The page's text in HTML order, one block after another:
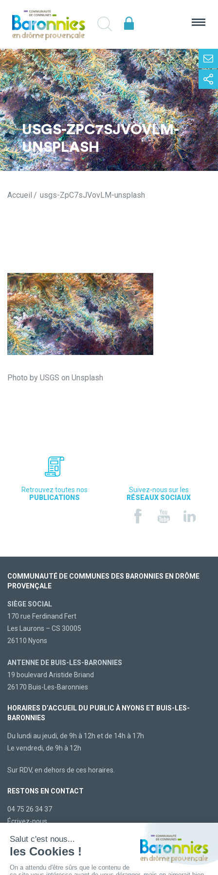
USGS-ZPC7SJVOVLM-
UNSPLASH
Accueil usgs-ZpC7sJVovLM-unsplash
Photo by USGS on Unsplash
Retrouvez toutes nos
PUBLICATIONS
Suivez-nous sur les
RÉSEAUX SOCIAUX
COMMUNAUTÉ DE COMMUNES DES BARONNIES EN DRÔME
PROVENÇALE
SIÈGE SOCIAL
170 rue Ferdinand Fert
Les Laurons – CS 30005
26110 Nyons
ANTENNE DE BUIS-LES-BARONNIES
19 boulevard Aristide Briand
26170 Buis-Les-Baronnies
HORAIRES D’ACCUEIL DU PUBLIC À NYONS ET BUIS-LES-
BARONNIES
Du lundi au jeudi, de 9h à 12h et de 14h à 17h
Le vendredi, de 9h à 12h
Sur RDV, en dehors de ces horaires.
RESTONS EN CONTACT
04 75 26 34 37
Écrivez-nous
LA CCBDP